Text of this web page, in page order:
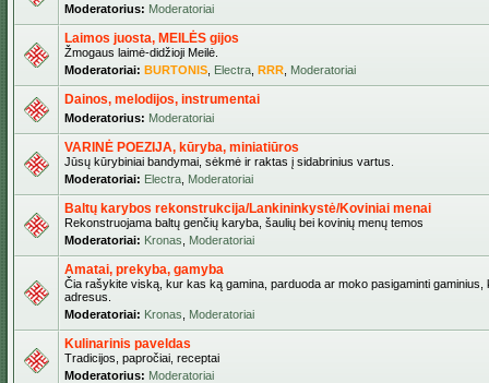
Moderatorius: Moderatoriai
Laimos juosta, MEILĖS gijos
Žmogaus laimė-didžioji Meilė.
Moderatoriai: BURTONIS Electra RRR Moderatoriai
Dainos, melodijos, instrumentai
Moderatorius: Moderatoriai
VARINĖ POEZIJA, kūryba, miniatiūros
Jūsų kūrybiniai bandymai, sėkmė ir raktas į sidabrinius vartus.
Moderatoriai: Electra Moderatoriai
Baltų karybos rekonstrukcija/Lankininkystė/Koviniai menai
Rekonstruojama baltų genčių karyba, šaulių bei kovinių menų temos
Moderatoriai: Kronas Moderatoriai
Amatai, prekyba, gamyba
Čia rašykite viską, kur kas ką gamina, parduoda ar moko pasigaminti
adresus.
Moderatoriai: Kronas Moderatoriai
Kulinarinis paveldas
Tradicijos, papročiai, receptai
Moderatorius: Moderatoriai